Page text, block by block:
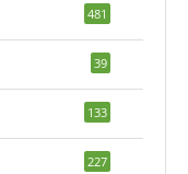
481
39
133
227